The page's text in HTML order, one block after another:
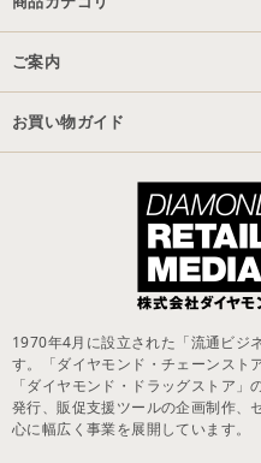
ご案内
お買い物ガイド
1970年4月に設立された「流通ビジ
す。「ダイヤモンド・チェーンスト
「ダイヤモンド・ドラッグストア」
発行、販促支援ツールの企画制作、
心に幅広く事業を展開しています。